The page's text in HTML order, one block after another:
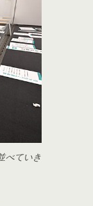
べていき